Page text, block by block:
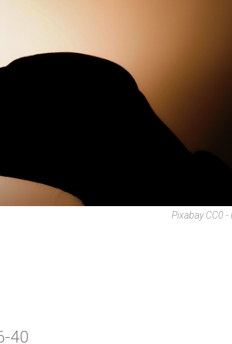
Pixabay CC0 -
40